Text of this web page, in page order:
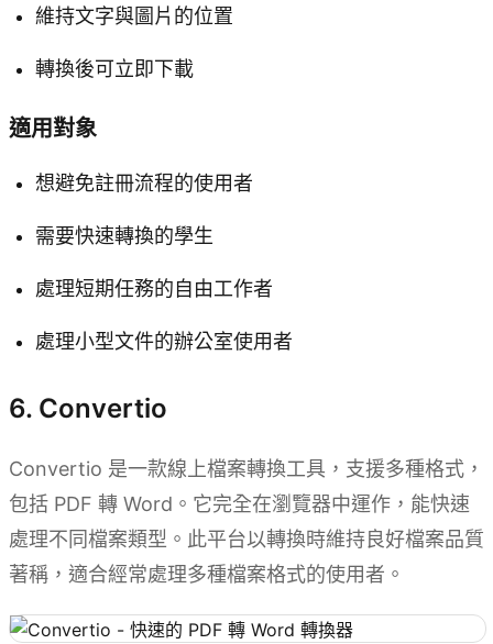
維持文字與圖片的位置
轉換後可立即下載
適用對象
想避免註冊流程的使用者
需要快速轉換的學生
處理短期任務的自由工作者
處理小型文件的辦公室使用者
6. Convertio
Convertio 是一款線上檔案轉換工具，支援多種格式，
包括 PDF 轉 Word。它完全在瀏覽器中運作，能快速
處理不同檔案類型。此平台以轉換時維持良好檔案品質
著稱，適合經常處理多種檔案格式的使用者。